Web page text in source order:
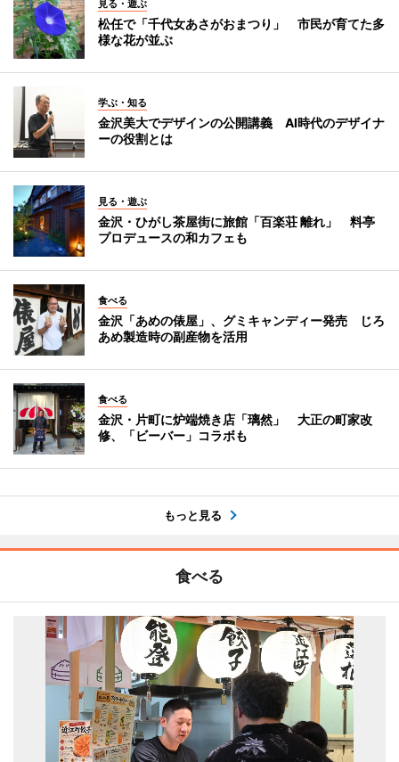
見る・遊ぶ
松任で「千代女あさがおまつり」 市民が育てた多
様な花が並ぶ
学ぶ・知る
金沢美大でデザインの公開講義 AI時代のデザイナ
ーの役割とは
見る・遊ぶ
金沢・ひがし茶屋街に旅館「百楽荘 離れ」 料亭
プロデュースの和カフェも
食べる
金沢「あめの俵屋」、グミキャンディー発売 じろ
あめ製造時の副産物を活用
食べる
金沢・片町に炉端焼き店「璃然」 大正の町家改
修、「ビーバー」コラボも
もっと見る
食べる